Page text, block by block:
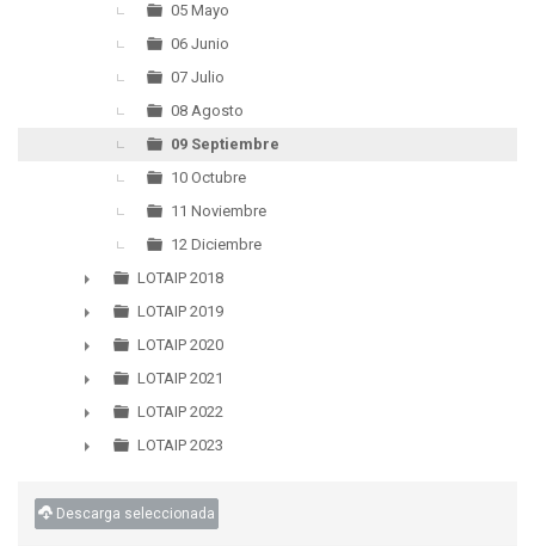
05 Mayo
06 Junio
07 Julio
08 Agosto
09 Septiembre
10 Octubre
11 Noviembre
12 Diciembre
►
LOTAIP 2018
►
LOTAIP 2019
►
LOTAIP 2020
►
LOTAIP 2021
►
LOTAIP 2022
LOTAIP 2023
Descarga seleccionada